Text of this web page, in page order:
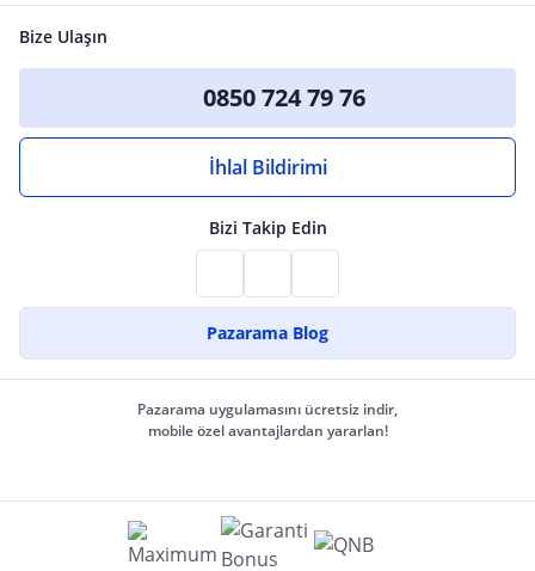
Bize Ulaşın
0850 724 79 76
İhlal Bildirimi
Bizi Takip Edin
Pazarama Blog
Pazarama uygulamasını ücretsiz indir,
mobile özel avantajlardan yararlan!